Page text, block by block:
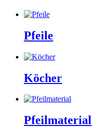
Pfeile
Köcher
Pfeilmaterial